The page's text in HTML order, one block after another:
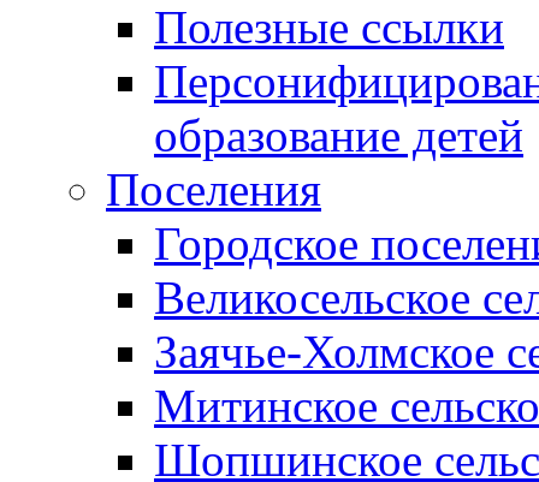
Полезные ссылки
образование детей
Поселения
Городское
Великосельское
Заячье-Холмское
Митинское
Шопшинское